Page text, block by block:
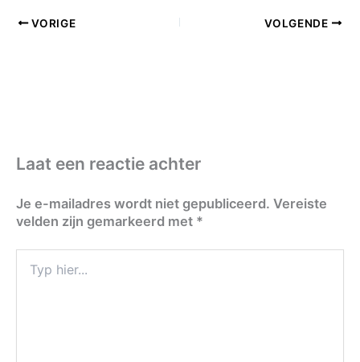
VORIGE VOLGENDE
Laat een reactie achter
Je e-mailadres wordt niet gepubliceerd. Vereiste
velden zijn gemarkeerd met *
hier...